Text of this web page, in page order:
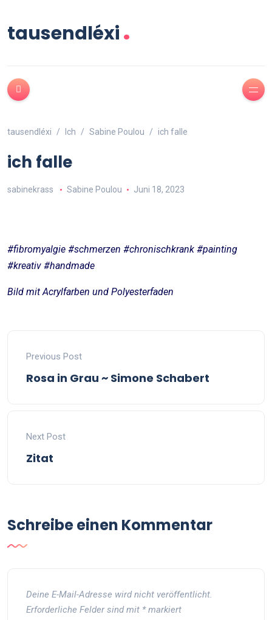
tausendléxi.
tausendléxi Ich Sabine Poulou ich falle
ich falle
sabinekrass Sabine Poulou Juni 18, 2023
#fibromyalgie #schmerzen #chronischkrank #painting
#kreativ #handmade
Bild mit Acrylfarben und Polyesterfaden
Previous Post
Rosa in Grau ~ Simone Schabert
Next Post
Zitat
Schreibe einen Kommentar
Deine E-Mail-Adresse wird nicht veröffentlicht.
Erforderliche Felder sind mit *markiert